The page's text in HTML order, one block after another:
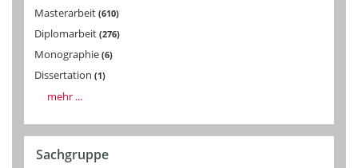
Masterarbeit 610
Diplomarbeit 276
Monographie 6
Dissertation 1
mehr ...
Sachgruppe